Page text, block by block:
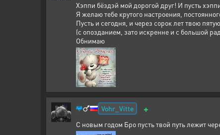
Хэппи бёздэй мой дорогой друг! И пусть
Я желаю тебе крутого настроения,
Пусть и сегодня, и через сорок лет твою
(с опозданием, зато искренне и с большой
Обнимаю
Vohr_Vitte +
С новым годом Бро пусть твой путь лежит